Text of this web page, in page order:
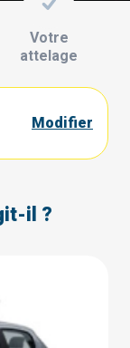
Votre
attelage
Modifier
il ?